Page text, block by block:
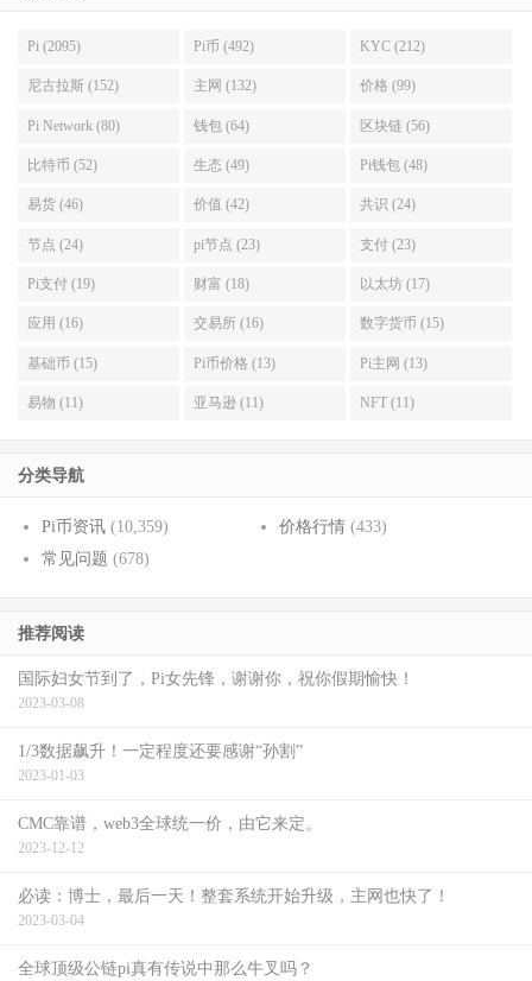
Pi (2095) Pi币 (492) KYC (212)
尼古拉斯 (152) 主网 (132) 价格 (99)
Pi Network (80) 钱包 (64) 区块链 (56)
比特币 (52) 生态 (49) Pi钱包 (48)
易货 (46) 价值 (42) 共识 (24)
节点 (24) pi节点 (23) 支付 (23)
Pi支付 (19) 财富 (18) 以太坊 (17)
应用 (16) 交易所 (16) 数字货币 (15)
基础币 (15) Pi币价格 (13) Pi主网 (13)
易物 (11) 亚马逊 (11) NFT (11)
分类导航
Pi币资讯 (10,359) 价格行情(433)
常见问题 (678)
推荐阅读
国际妇女节到了，Pi女先锋，谢谢你，祝你假期愉快！
2023-03-08
1/3数据飙升！一定程度还要感谢“孙割”
2023-01-03
CMC靠谱，web3全球统一价，由它来定。
2023-12-12
必读：博士，最后一天！整套系统开始升级，主网也快了！
2023-03-04
全球顶级公链pi真有传说中那么牛叉吗？